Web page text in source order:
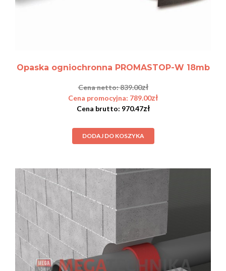
Opaska ogniochronna PROMASTOP-W 18mb
839.00zł
789.00zł
970.47zł
DODAJ DO KOSZYKA